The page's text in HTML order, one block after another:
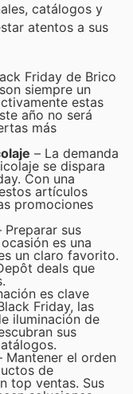
catálogos y
atentos a sus
Friday de Brico
siempre un
estas
año no será
más
– La demanda
se dispara
Con una
artículos
promociones
Preparar sus
es una
un claro favorito.
deals que
es clave
Friday, las
iluminación de
sus
Mantener el orden
de
top ventas. Sus